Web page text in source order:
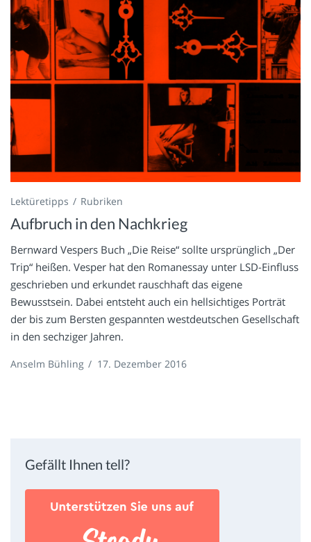
Lektüretipps Rubriken
Aufbruch in den Nachkrieg
Bernward Vespers Buch „Die Reise“ sollte ursprünglich „Der
Trip“ heißen. Vesper hat den Romanessay unter LSD-Einfluss
geschrieben und erkundet rauschhaft das eigene
Bewusstsein. Dabei entsteht auch ein hellsichtiges Porträt
der bis zum Bersten gespannten westdeutschen Gesellschaft
in den sechziger Jahren.
Anselm Bühling / 17. Dezember 2016
Gefällt Ihnen tell?